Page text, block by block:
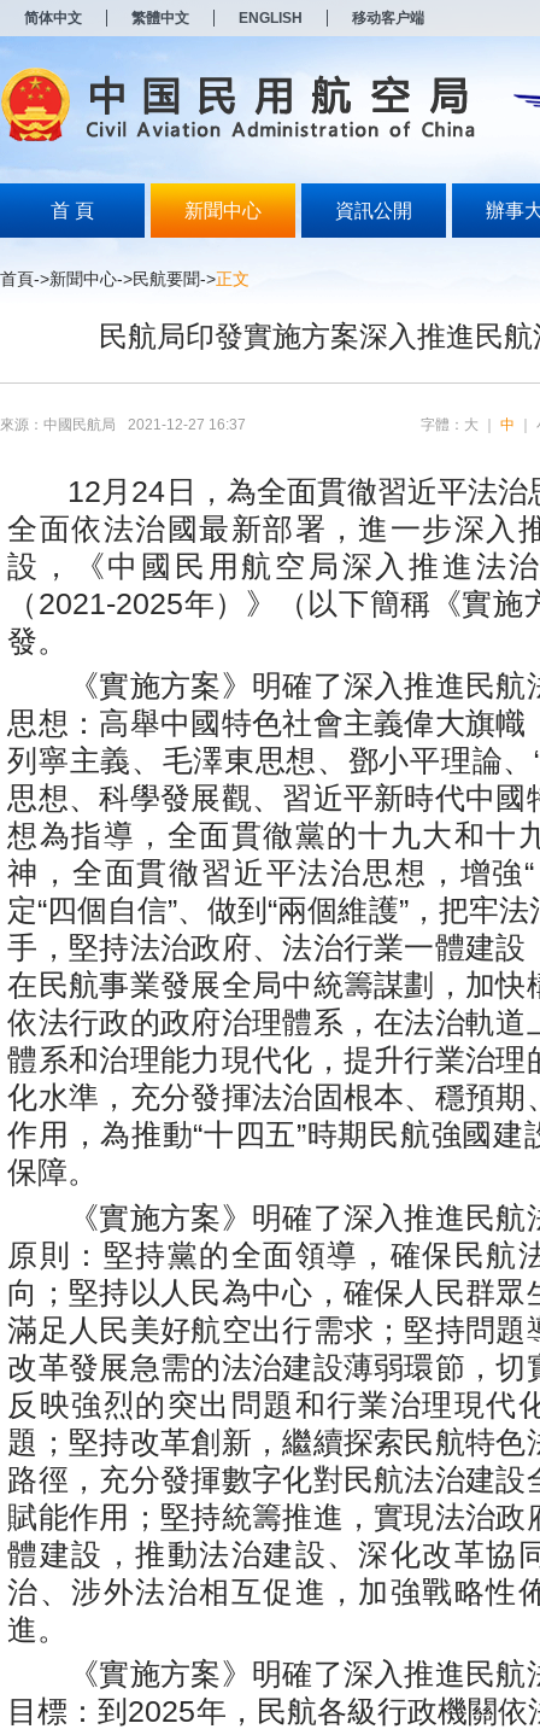
简体中文 繁體中文 ENGLISH 移动客户端
首 頁 新聞中心 資訊公開 辦事
首頁->新聞中心->民航要聞->正文
民航局印發實施方案深入推進民
來源：中國民航局 2021-12-27 16:37 字體： 大 中
12月24日，為全面貫徹習近平法治
全面依法治國最新部署，進一步深入
設，《中國民用航空局深入推進法
（2021-2025年）》（以下簡稱《實施
發。
《實施方案》明確了深入推進民航
思想：高舉中國特色社會主義偉大旗幟
列寧主義、毛澤東思想、鄧小平理論、
思想、科學發展觀、習近平新時代中國
想為指導，全面貫徹黨的十九大和十
神，全面貫徹習近平法治思想，增強
定“四個自信”、做到“兩個維護”，把牢
手，堅持法治政府、法治行業一體建設
在民航事業發展全局中統籌謀劃，加快
依法行政的政府治理體系，在法治軌道
體系和治理能力現代化，提升行業治理
化水準，充分發揮法治固根本、穩預期
作用，為推動“十四五”時期民航強國建
保障。
《實施方案》明確了深入推進民航
原則：堅持黨的全面領導，確保民航
向；堅持以人民為中心，確保人民群眾
滿足人民美好航空出行需求；堅持問題
改革發展急需的法治建設薄弱環節，切
反映強烈的突出問題和行業治理現代
題；堅持改革創新，繼續探索民航特色
路徑，充分發揮數字化對民航法治建設
賦能作用；堅持統籌推進，實現法治政
體建設，推動法治建設、深化改革協
治、涉外法治相互促進，加強戰略性
進。
《實施方案》明確了深入推進民航
目標：到2025年，民航各級行政機關
打
开
无
障
说
按
Alt
开